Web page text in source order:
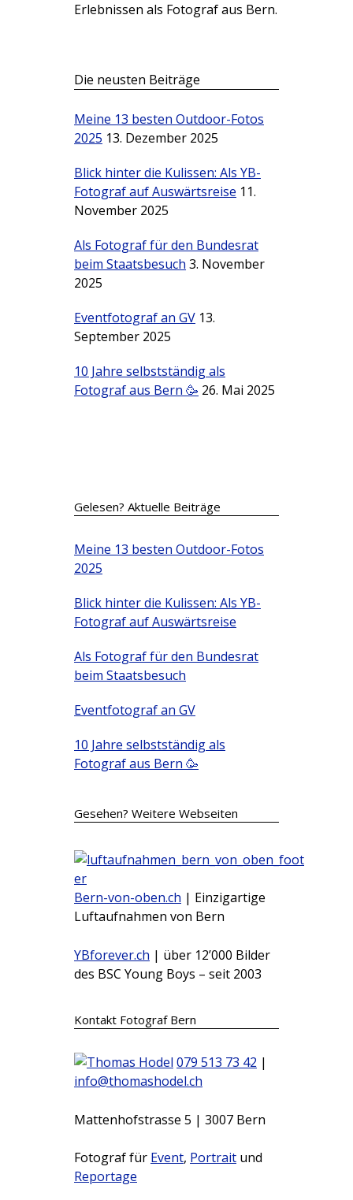
Erlebnissen als Fotograf aus Bern.
Die neusten Beiträge
Meine 13 besten Outdoor-Fotos
2025 13. Dezember 2025
Blick hinter die Kulissen: Als YB-
Fotograf auf Auswärtsreise 11.
November 2025
Als Fotograf für den Bundesrat
beim Staatsbesuch 3. November
2025
Eventfotograf an GV 13.
September 2025
10 Jahre selbstständig als
Fotograf aus Bern 🥳 26. Mai 2025
Gelesen? Aktuelle Beiträge
Meine 13 besten Outdoor-Fotos
2025
Blick hinter die Kulissen: Als YB-
Fotograf auf Auswärtsreise
Als Fotograf für den Bundesrat
beim Staatsbesuch
Eventfotograf an GV
10 Jahre selbstständig als
Fotograf aus Bern 🥳
Gesehen? Weitere Webseiten
Bern-von-oben.ch | Einzigartige
Luftaufnahmen von Bern
YBforever.ch | über 12’000 Bilder
des BSC Young Boys – seit 2003
Kontakt Fotograf Bern
079 513 73 42 |
info@thomashodel.ch
Mattenhofstrasse 5 | 3007 Bern
Fotograf für Event, Portrait und
Reportage